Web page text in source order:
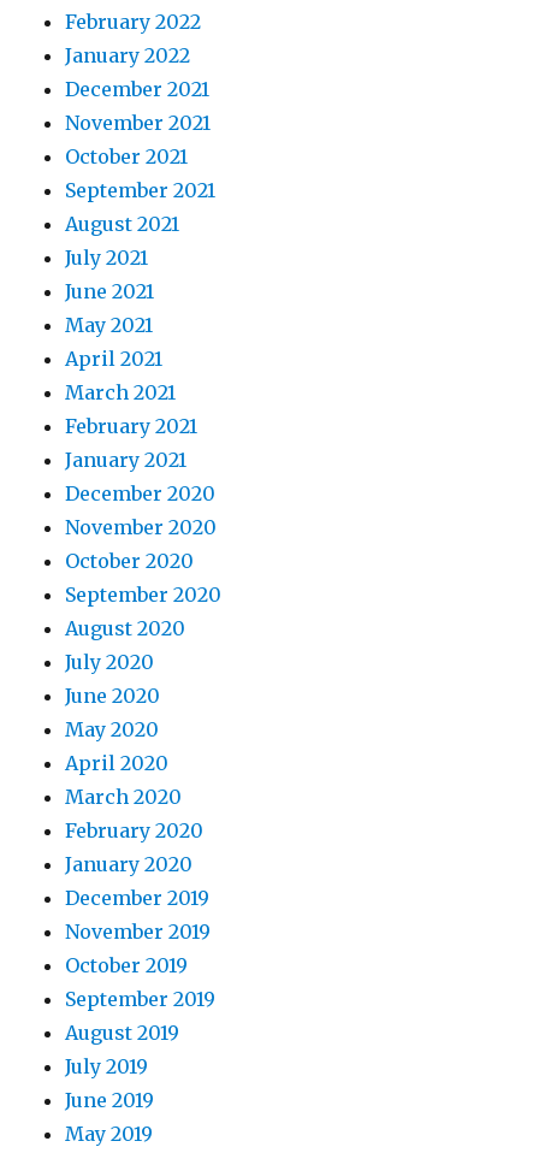
February 2022
January 2022
December 2021
November 2021
October 2021
September 2021
August 2021
July 2021
June 2021
May 2021
April 2021
March 2021
February 2021
January 2021
December 2020
November 2020
October 2020
September 2020
August 2020
July 2020
June 2020
May 2020
April 2020
March 2020
February 2020
January 2020
December 2019
November 2019
October 2019
September 2019
August 2019
July 2019
June 2019
May 2019